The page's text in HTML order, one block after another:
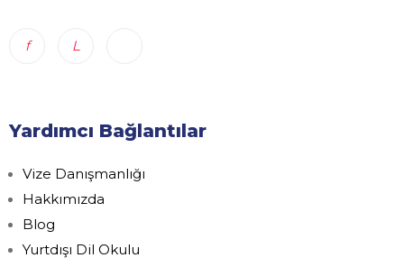
Yardımcı Bağlantılar
Vize Danışmanlığı
Hakkımızda
Blog
Yurtdışı Dil Okulu